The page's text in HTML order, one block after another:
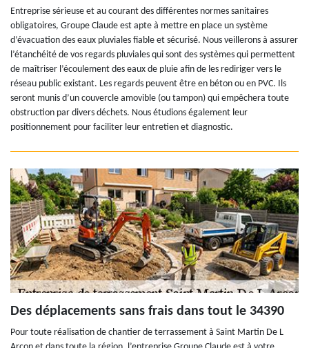
Entreprise sérieuse et au courant des différentes normes sanitaires
obligatoires, Groupe Claude est apte à mettre en place un système
d’évacuation des eaux pluviales fiable et sécurisé. Nous veillerons à assurer
l’étanchéité de vos regards pluviales qui sont des systèmes qui permettent
de maîtriser l’écoulement des eaux de pluie afin de les rediriger vers le
réseau public existant. Les regards peuvent être en béton ou en PVC. Ils
seront munis d’un couvercle amovible (ou tampon) qui empêchera toute
obstruction par divers déchets. Nous étudions également leur
positionnement pour faciliter leur entretien et diagnostic.
Des déplacements sans frais dans tout le 34390
Pour toute réalisation de chantier de terrassement à Saint Martin De L